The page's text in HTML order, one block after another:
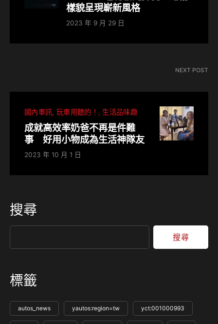
樣貌呈現嶄新風格
2023 年 9 月 29 日
NEXT POST
國內車訊 玩車用聽的！ 生活品味趣
成就高效率奶爸不再是件難
事 好用小物成為生活神隊友
2023 年 10 月 1 日
搜尋
搜尋
標籤
autos_news yautos:region=tw yct:001000993